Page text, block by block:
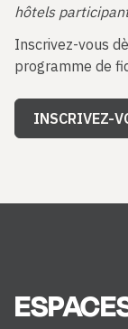
hôtels
Inscrivez-vous
programme de
INSCRIVEZ-